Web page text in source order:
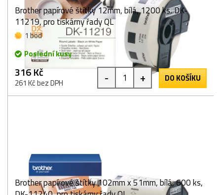
Brother papírové štítky 12mm, bílá, 1200 ks, DK-
11219, pro tiskárny řady QL
1 bod
Poslední kusy
316 Kč
261 Kč bez DPH - + DO KOŠÍKU
Brother papírové štítky 102mm x 51mm, bílá, 600 ks,